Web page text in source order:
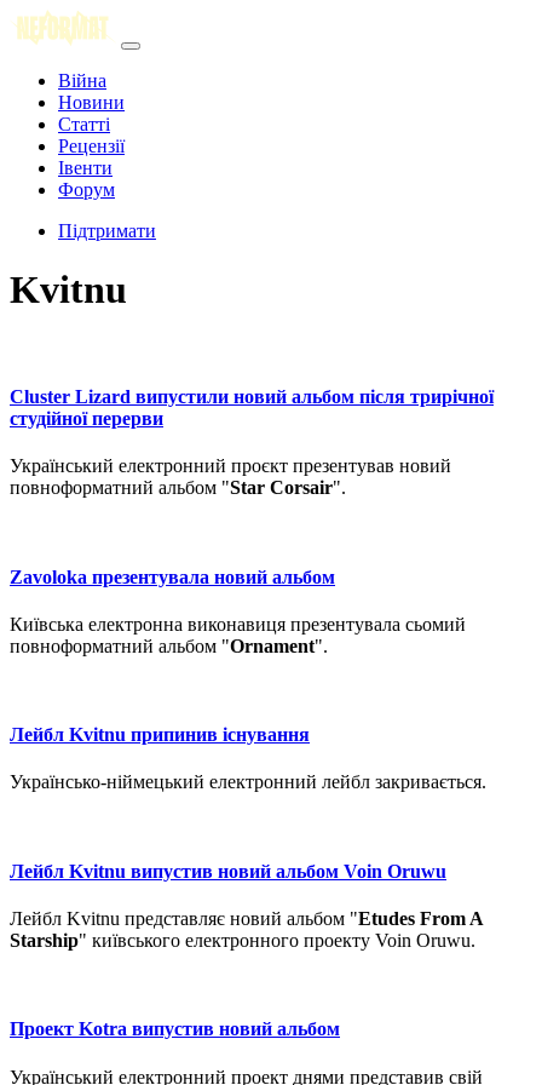
Війна
Новини
Статті
Рецензії
Івенти
Форум
Підтримати
Kvitnu
Cluster Lizard випустили новий альбом після трирічної
студійної перерви
Український електронний проєкт презентував новий
повноформатний альбом "Star Corsair".
Zavoloka презентувала новий альбом
Київська електронна виконавиця презентувала сьомий
повноформатний альбом "Ornament".
Лейбл Kvitnu припинив існування
Українсько-ніймецький електронний лейбл закривається.
Лейбл Kvitnu випустив новий альбом Voin Oruwu
Лейбл Kvitnu представляє новий альбом "Etudes From A
Starship" київського електронного проекту Voin Oruwu.
Проект Kotra випустив новий альбом
Український електронний проект днями представив свій